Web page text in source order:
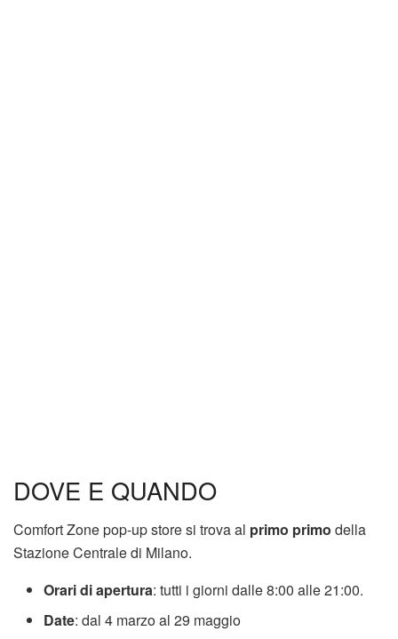
DOVE E QUANDO
Comfort Zone pop-up store si trova al primo primo della
Stazione Centrale di Milano.
Orari di apertura: tutti i giorni dalle 8:00 alle 21:00.
Date: dal 4 marzo al 29 maggio